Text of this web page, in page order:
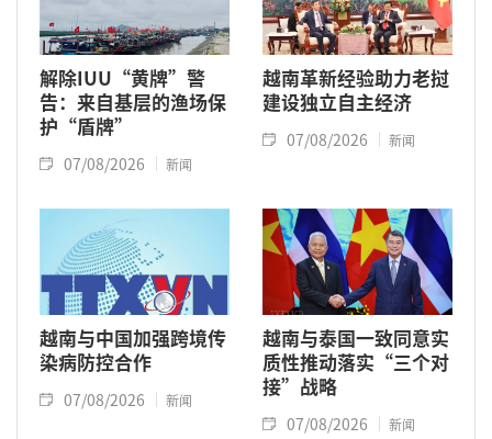
解除IUU“黄牌”警
告：来自基层的渔场保
护“盾牌”
07/08/2026 新闻
越南革新经验助力老挝
建设独立自主经济
07/08/2026 新闻
越南与中国加强跨境传
染病防控合作
07/08/2026 新闻
越南与泰国一致同意实
质性推动落实“三个对
接”战略
07/08/2026 新闻